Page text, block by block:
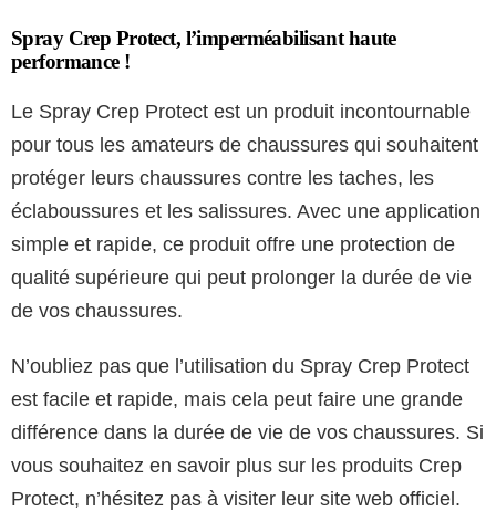
Spray Crep Protect, l’imperméabilisant haute
performance !
Le Spray Crep Protect est un produit incontournable
pour tous les amateurs de chaussures qui souhaitent
protéger leurs chaussures contre les taches, les
éclaboussures et les salissures. Avec une application
simple et rapide, ce produit offre une protection de
qualité supérieure qui peut prolonger la durée de vie
de vos chaussures.
N’oubliez pas que l’utilisation du Spray Crep Protect
est facile et rapide, mais cela peut faire une grande
différence dans la durée de vie de vos chaussures. Si
vous souhaitez en savoir plus sur les produits Crep
Protect, n’hésitez pas à visiter leur site web officiel.